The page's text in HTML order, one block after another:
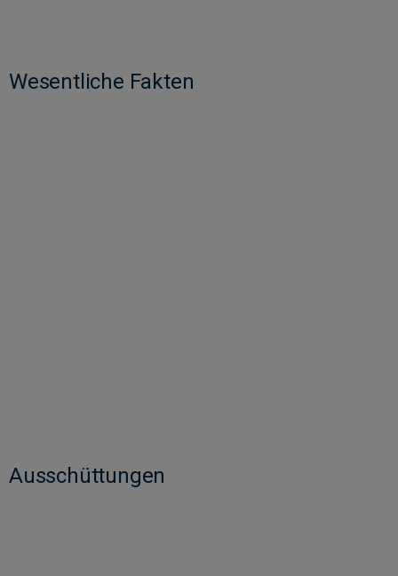
Wesentliche Fakten
Ausschüttungen